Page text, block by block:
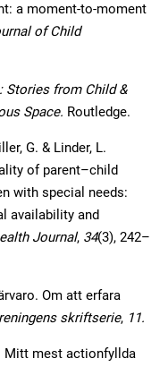
a moment-to-moment
of Child
Stories from Child &
Space. Routledge.
G. & Linder, L.
of parent–child
with special needs:
availability and
Journal, 34(3), 242–
Om att erfara
skriftserie, 11.
Mitt mest actionfyllda